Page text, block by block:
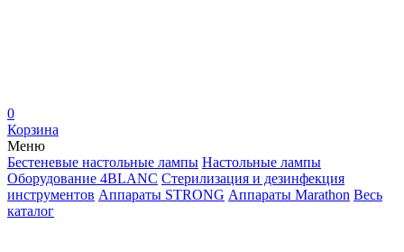
0
Корзина
Меню
Бестеневые настольные лампы Настольные лампы
Оборудование 4BLANC Стерилизация и дезинфекция
инструментов Аппараты STRONG Аппараты Marathon Весь
каталог